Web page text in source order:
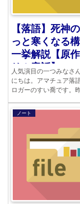
【落語】死神
っと寒くなる
一挙解説【原
リム童話】
人気演目の一つみなさ
にちは。アマチュア落
ロガーのすい喬です。
心中」をご覧になった
と思います。雲田はる
作の漫画で、2010年か
まで続いたという人気
す。ちなみにこの作品...
ノート